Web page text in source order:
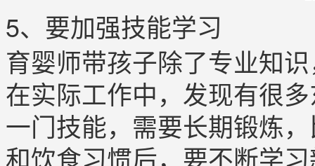
5、要加强技能学习
育婴师带孩子除了专业知
在实际工作中，发现有很
一门技能，需要长期锻炼
和饮食习惯后，要不断学